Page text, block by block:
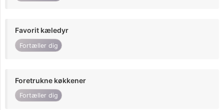
Favorit kæledyr
Fortæller dig
Foretrukne køkkener
Fortæller dig